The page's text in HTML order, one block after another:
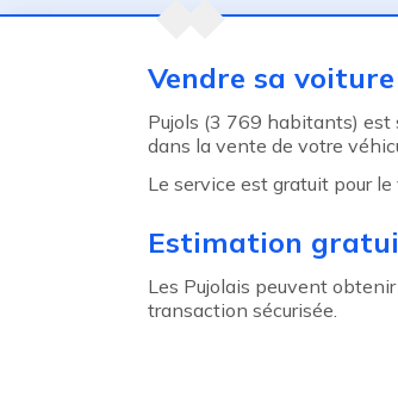
Agent précédentVendre sa
Pujols (3 769 habitants) est
dans la vente de votre
Le service est gratuit pour
Estimation
Les Pujolais peuvent
transaction sécurisée.